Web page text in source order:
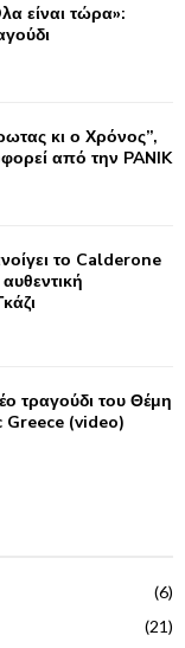
είναι τώρα»:
κι ο Χρόνος”,
από την PANIK
το Calderone
τραγούδι του Θέμη
(video)
(6)
(21)